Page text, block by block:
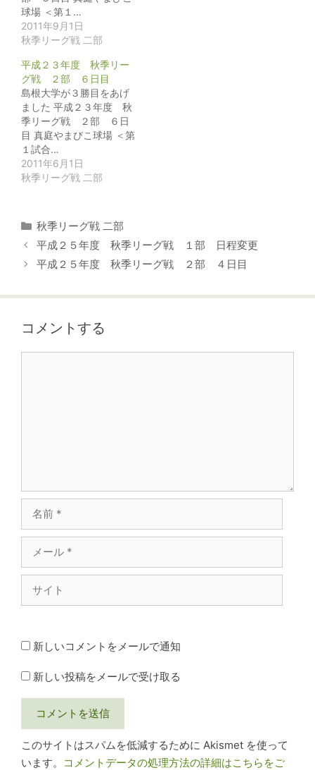
球場 ＜第１…
2011年9月1日
秋季リーグ戦 二部
平成２３年度 秋季リー
グ戦 ２部 ６日目
島根大学が３勝目をあげ
ました 平成２３年度 秋
季リーグ戦 ２部 ６日
目 真庭やまびこ球場 ＜第
１試合…
2011年6月1日
秋季リーグ戦 二部
カ
テ
ゴ
リ
秋季リーグ戦 二部
平成２５年度 秋季リーグ戦 １部 日程変更
平成２５年度 秋季リーグ戦 ２部 ４日目
コメントする
ル
新しいコメントをメールで通知
新しい投稿をメールで受け取る
このサイトはスパムを低減するために Akismet を使って
います。
コメントデータの処理方法の詳細はこちらをご